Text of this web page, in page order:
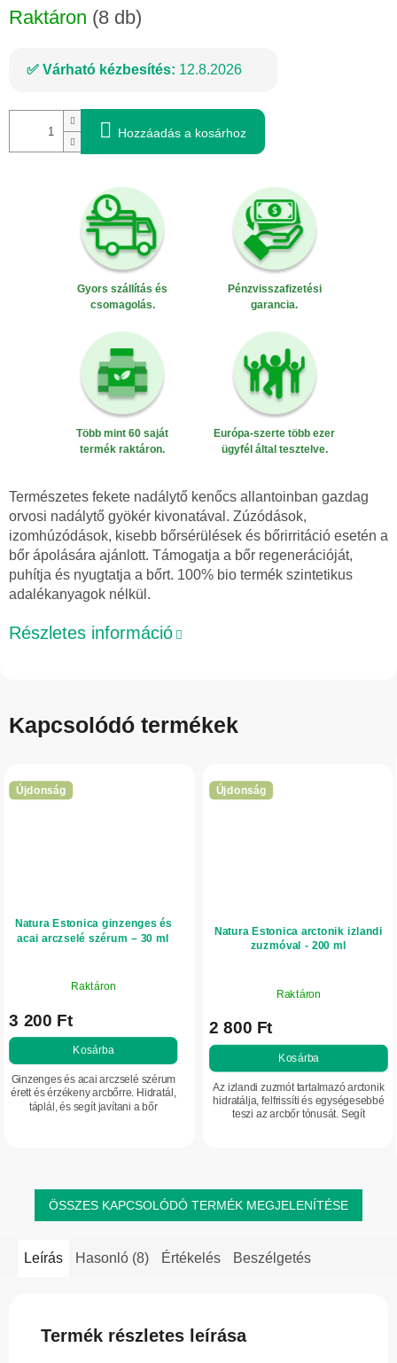
Raktáron (8 db)
Várható kézbesítés: 12.8.2026
Hozzáadás a kosárhoz
Gyors szállítás és
csomagolás.
Pénzvisszafizetési
garancia.
Több mint 60 saját
termék raktáron.
Európa-szerte több ezer
ügyfél által tesztelve.
Természetes fekete nadálytő kenőcs allantoinban gazdag
orvosi nadálytő gyökér kivonatával. Zúzódások,
izomhúzódások, kisebb bőrsérülések és bőrirritáció esetén a
bőr ápolására ajánlott. Támogatja a bőr regenerációját,
puhítja és nyugtatja a bőrt. 100% bio termék szintetikus
adalékanyagok nélkül.
Részletes információ
Kapcsolódó termékek
Újdonság
Natura Estonica ginzenges és
acai arczselé szérum – 30 ml
Raktáron
3 200 Ft
Kosárba
Ginzenges és acai arczselé szérum
érett és érzékeny arcbőrre. Hidratál,
táplál, és segít javítani a bőr
Újdonság
Natura Estonica arctonik izlandi
zuzmóval - 200 ml
Raktáron
2 800 Ft
Kosárba
Az izlandi zuzmót tartalmazó arctonik
hidratálja, felfrissíti és egységesebbé
teszi az arcbőr tónusát. Segít
ÖSSZES KAPCSOLÓDÓ TERMÉK MEGJELENÍTÉSE
Leírás Hasonló (8) Értékelés Beszélgetés
Termék részletes leírása